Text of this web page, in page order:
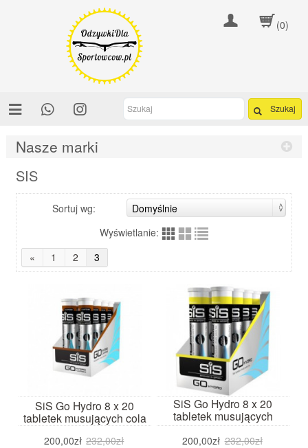
(0)
Szukaj
Nasze marki
SIS
Sortuj wg:
Wyświetlanie:
«
1 2 3
SiS Go Hydro 8 x 20
tabletek musujących cola
200,00zł 232,00zł
SiS Go Hydro 8 x 20
tabletek musujących
cytryna
200,00zł 232,00zł